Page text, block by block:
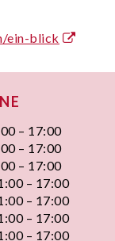
ein-blick
– 17:00
– 17:00
– 17:00
– 17:00
– 17:00
– 17:00
– 17:00